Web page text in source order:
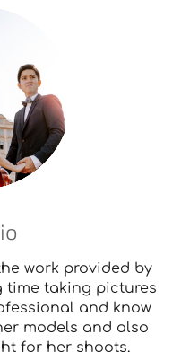
work provided by
time taking pictures
and know
models and also
for her shoots.